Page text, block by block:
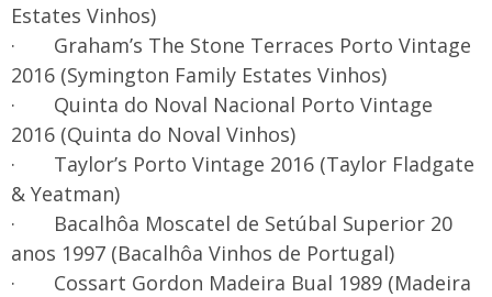
Estates Vinhos)
· Graham’s The Stone Terraces Porto Vintage
2016 (Symington Family Estates Vinhos)
· Quinta do Noval Nacional Porto Vintage
2016 (Quinta do Noval Vinhos)
· Taylor’s Porto Vintage 2016 (Taylor Fladgate
& Yeatman)
· Bacalhôa Moscatel de Setúbal Superior 20
anos 1997 (Bacalhôa Vinhos de Portugal)
· Cossart Gordon Madeira Bual 1989 (Madeira